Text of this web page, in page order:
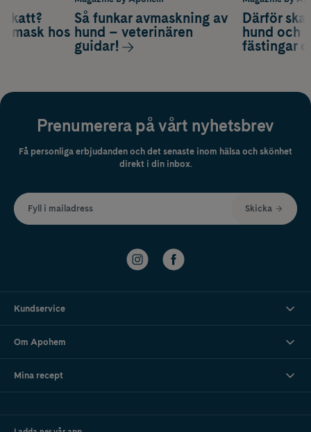
Därför
hund och
fästingar
katt?
mask hos
Så funkar avmaskning av
hund – veterinären
guidar!
Prenumerera på vårt nyhetsbrev
Få personliga erbjudanden och det senaste inom hälsa och skönhet
direkt i din inbox.
Fyll i mailadress Skicka
Kundservice
Om Apohem
Mina recept